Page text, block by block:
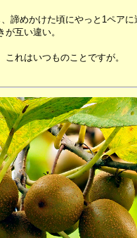
諦めかけた頃にやっと1ペアに
互い違い。
れはいつものことですが。